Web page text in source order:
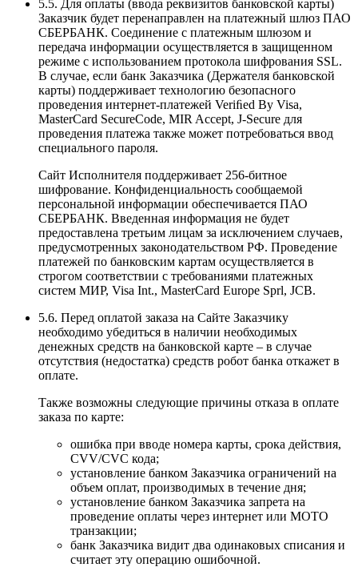
5.5. Для оплаты (ввода реквизитов банковской карты)
Заказчик будет перенаправлен на платежный шлюз ПАО
СБЕРБАНК. Соединение с платежным шлюзом и
передача информации осуществляется в защищенном
режиме с использованием протокола шифрования SSL.
В случае, если банк Заказчика (Держателя банковской
карты) поддерживает технологию безопасного
проведения интернет-платежей Veriﬁed By Visa,
MasterCard SecureCode, MIR Accept, J-Secure для
проведения платежа также может потребоваться ввод
специального пароля.
Сайт Исполнителя поддерживает 256-битное
шифрование. Конфиденциальность сообщаемой
персональной информации обеспечивается ПАО
СБЕРБАНК. Введенная информация не будет
предоставлена третьим лицам за исключением случаев,
предусмотренных законодательством РФ. Проведение
платежей по банковским картам осуществляется в
строгом соответствии с требованиями платежных
систем МИР, Visa Int., MasterCard Europe Sprl, JCB.
5.6. Перед оплатой заказа на Сайте Заказчику
необходимо убедиться в наличии необходимых
денежных средств на банковской карте – в случае
отсутствия (недостатка) средств робот банка откажет в
оплате.
Также возможны следующие причины отказа в оплате
заказа по карте:
ошибка при вводе номера карты, срока действия,
CVV/CVC кода;
установление банком Заказчика ограничений на
объем оплат, производимых в течение дня;
установление банком Заказчика запрета на
проведение оплаты через интернет или MOTO
транзакции;
банк Заказчика видит два одинаковых списания и
считает эту операцию ошибочной.